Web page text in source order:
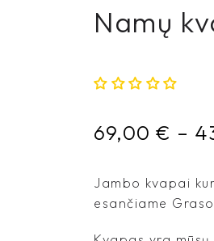
Namų
69,00 € –
Jambo kvapai
esančiame